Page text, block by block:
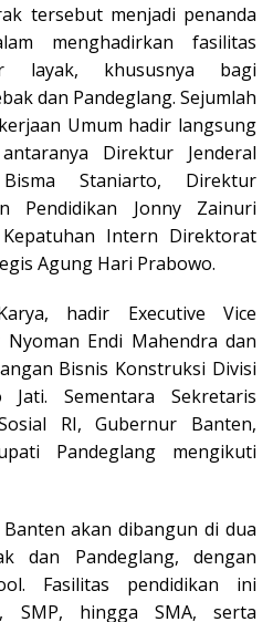
tersebut menjadi penanda
menghadirkan fasilitas
layak, khususnya bagi
dan Pandeglang. Sejumlah
Umum hadir langsung
Direktur Jenderal
Staniarto, Direktur
Pendidikan Jonny Zainuri
Intern Direktorat
Agung Hari Prabowo.
hadir Executive Vice
Endi Mahendra dan
Bisnis Konstruksi Divisi
Sementara Sekretaris
RI, Gubernur Banten,
Pandeglang mengikuti
akan dibangun di dua
dan Pandeglang, dengan
Fasilitas pendidikan ini
SMP, hingga SMA, serta